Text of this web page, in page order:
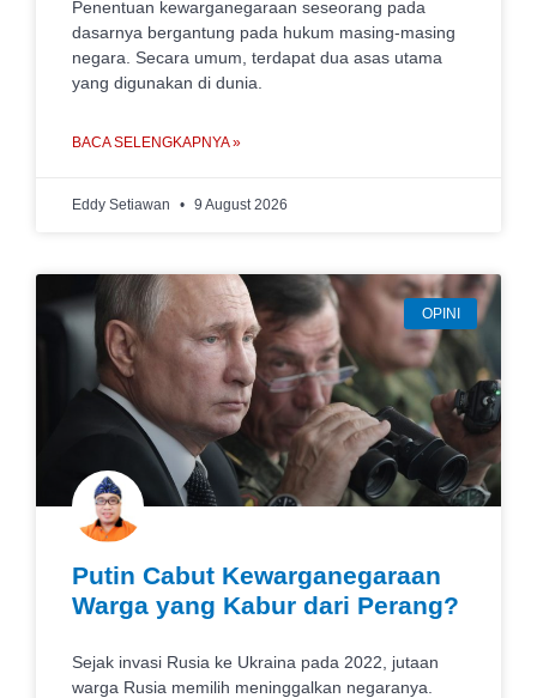
Penentuan kewarganegaraan seseorang pada
dasarnya bergantung pada hukum masing-masing
negara. Secara umum, terdapat dua asas utama
yang digunakan di dunia.
BACA SELENGKAPNYA »
Eddy Setiawan 9 August 2026
OPINI
Putin Cabut Kewarganegaraan
Warga yang Kabur dari Perang?
Sejak invasi Rusia ke Ukraina pada 2022, jutaan
warga Rusia memilih meninggalkan negaranya.